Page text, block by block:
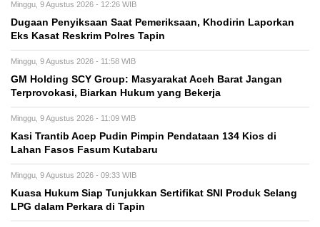
Minggu, 9 Agustus 2026 - 12:26 WIB
Dugaan Penyiksaan Saat Pemeriksaan, Khodirin Laporkan
Eks Kasat Reskrim Polres Tapin
Minggu, 9 Agustus 2026 - 11:58 WIB
GM Holding SCY Group: Masyarakat Aceh Barat Jangan
Terprovokasi, Biarkan Hukum yang Bekerja
Minggu, 9 Agustus 2026 - 11:09 WIB
Kasi Trantib Acep Pudin Pimpin Pendataan 134 Kios di
Lahan Fasos Fasum Kutabaru
Minggu, 9 Agustus 2026 - 09:33 WIB
Kuasa Hukum Siap Tunjukkan Sertifikat SNI Produk Selang
LPG dalam Perkara di Tapin